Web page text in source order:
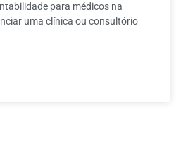
para médicos na
uma clínica ou consultório